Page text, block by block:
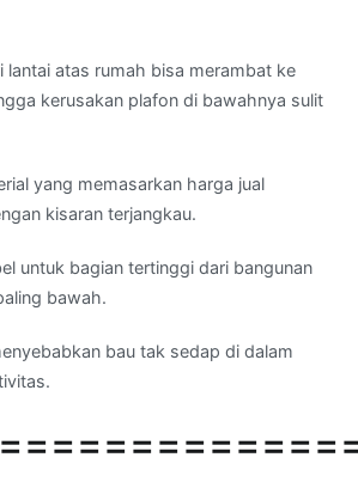
lantai atas rumah bisa merambat ke
kerusakan plafon di bawahnya sulit
yang memasarkan harga jual
kisaran terjangkau.
untuk bagian tertinggi dari bangunan
bawah.
bau tak sedap di dalam